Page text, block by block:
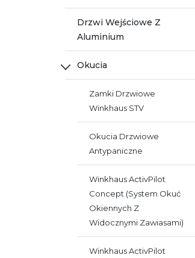
Drzwi Wejściowe Z
Aluminium
Okucia
Zamki Drzwiowe
Winkhaus STV
Okucia Drzwiowe
Antypaniczne
Winkhaus ActivPilot
Concept (system Okuć
Okiennych Z
Widocznymi Zawiasami)
Winkhaus ActivPilot